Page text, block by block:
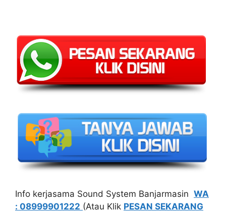
Info kerjasama Sound System Banjarmasin WA
: 08999901222 (Atau Klik PESAN SEKARANG